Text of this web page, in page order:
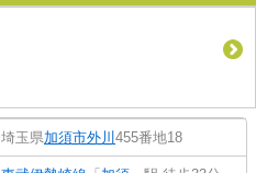
埼玉県加須市外川 455番地18